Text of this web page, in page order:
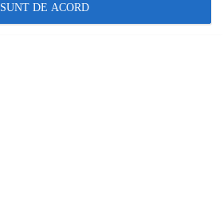
SUNT DE ACORD